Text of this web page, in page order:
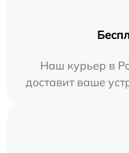
Наш курьер в
доставит ваше